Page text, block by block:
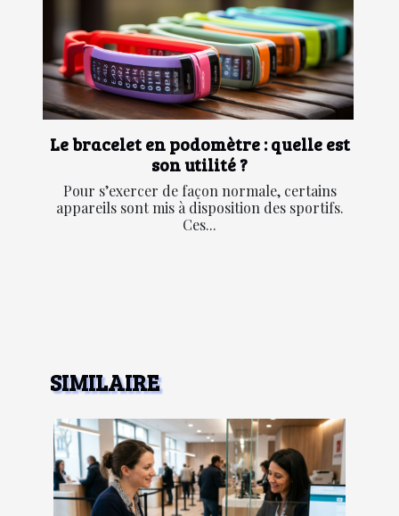
Le bracelet en podomètre : quelle est
son utilité ?
Pour s’exercer de façon normale, certains
appareils sont mis à disposition des sportifs.
Ces...
SIMILAIRE